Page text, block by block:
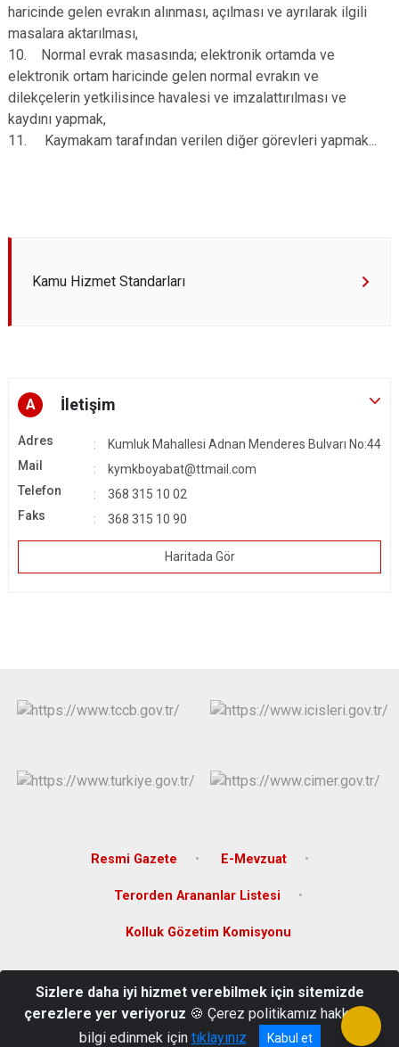
haricinde gelen evrakın alınması, açılması ve ayrılarak ilgili
masalara aktarılması,
10. Normal evrak masasında; elektronik ortamda ve
elektronik ortam haricinde gelen normal evrakın ve
dilekçelerin yetkilisince havalesi ve imzalattırılması ve
kaydını yapmak,
11. Kaymakam tarafından verilen diğer görevleri yapmak...
Kamu Hizmet Standarları
A İletişim
Adres
Kumluk Mahallesi Adnan Menderes Bulvarı No:44
Mail
kymkboyabat@ttmail.com
Telefon
368 315 10 02
Faks
368 315 10 90
Haritada Gör
Resmi Gazete E-Mevzuat
Terorden Arananlar Listesi
Kolluk Gözetim Komisyonu
Boyabat/SİNOP
(0368) 315 10 02
Sizlere daha iyi hizmet verebilmek için sitemizde
çerezlere yer veriyoruz 🍪 Çerez politikamız hakkında
bilgi edinmek için tıklayınız Kabul et